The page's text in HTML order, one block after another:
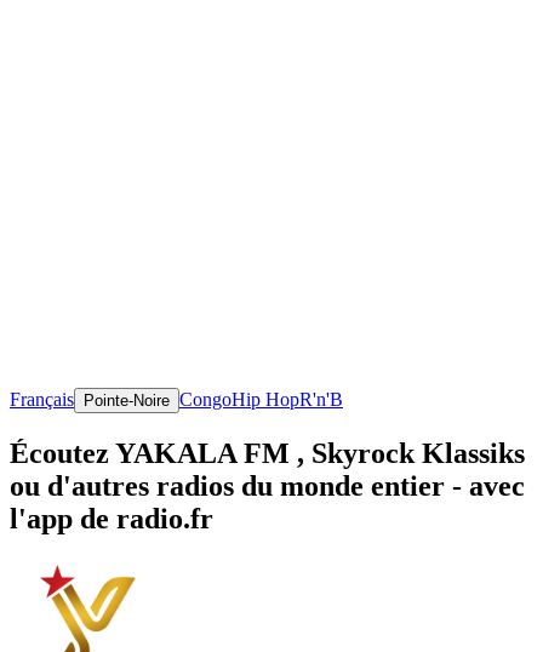
Français Pointe-Noire CongoHip HopR'n'B
Écoutez YAKALA FM , Skyrock Klassiks
ou d'autres radios du monde entier - avec
l'app de radio.fr